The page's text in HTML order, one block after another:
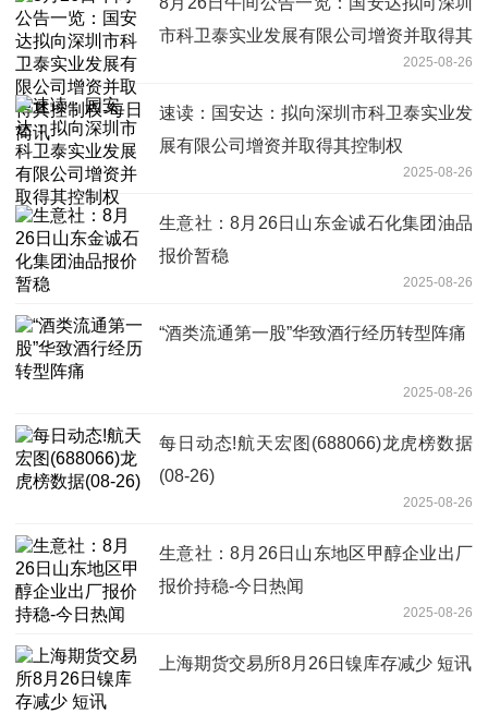
市科卫泰实业发展有限公司增资并取得其
2025-08-26
速读：国安达：拟向深圳市科卫泰实业发
展有限公司增资并取得其控制权
2025-08-26
生意社：8月26日山东金诚石化集团油品
报价暂稳
2025-08-26
“酒类流通第一股”华致酒行经历转型阵痛
2025-08-26
每日动态!航天宏图(688066)龙虎榜数据
(08-26)
2025-08-26
生意社：8月26日山东地区甲醇企业出厂
报价持稳-今日热闻
2025-08-26
上海期货交易所8月26日镍库存减少 短讯